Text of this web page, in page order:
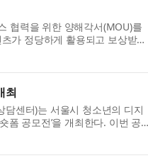
협력을 위한 양해각서(MOU)를
가 정당하게 활용되고 보상받는
최
센터)는 서울시 청소년의 디지
폼 공모전’을 개최한다. 이번 공